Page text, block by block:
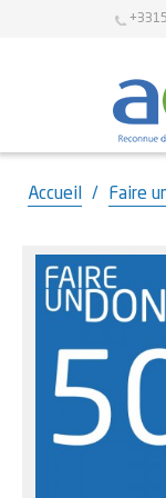
Accueil / Faire